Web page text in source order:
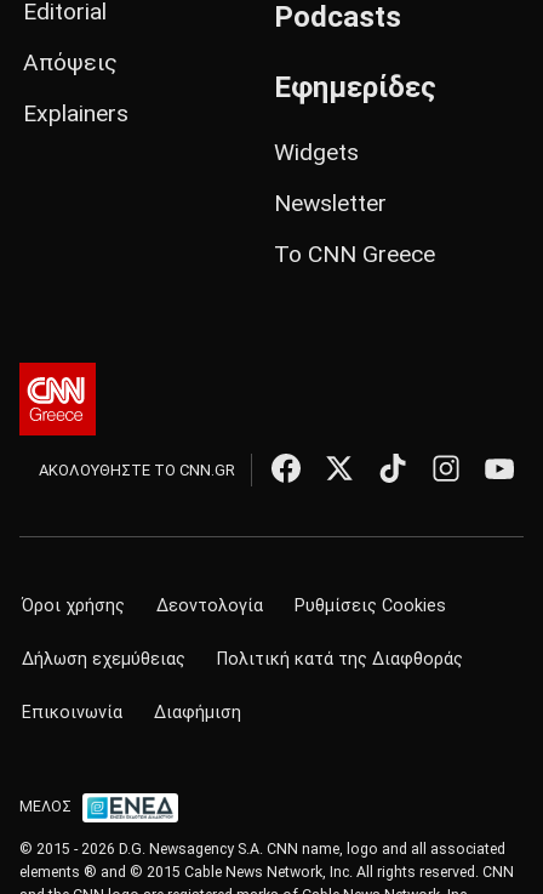
Editorial
Απόψεις
Explainers
Podcasts
Εφημερίδες
Widgets
Newsletter
Το CNN Greece
ΑΚΟΛΟΥΘΗΣΤΕ ΤΟ CNN.GR
Όροι χρήσης Δεοντολογία Ρυθμίσεις Cookies
Δήλωση εχεμύθειας Πολιτική κατά της Διαφθοράς
Επικοινωνία Διαφήμιση
ΜΕΛΟΣ
© 2015 - 2026 D.G. Newsagency S.A. CNN name, logo and all associated
elements ® and © 2015 Cable News Network, Inc. All rights reserved. CNN